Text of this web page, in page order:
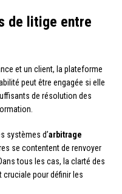
de litige entre
et un client, la plateforme
peut être engagée si elle
de résolution des
systèmes d’arbitrage
se contentent de renvoyer
tous les cas, la clarté des
cruciale pour définir les